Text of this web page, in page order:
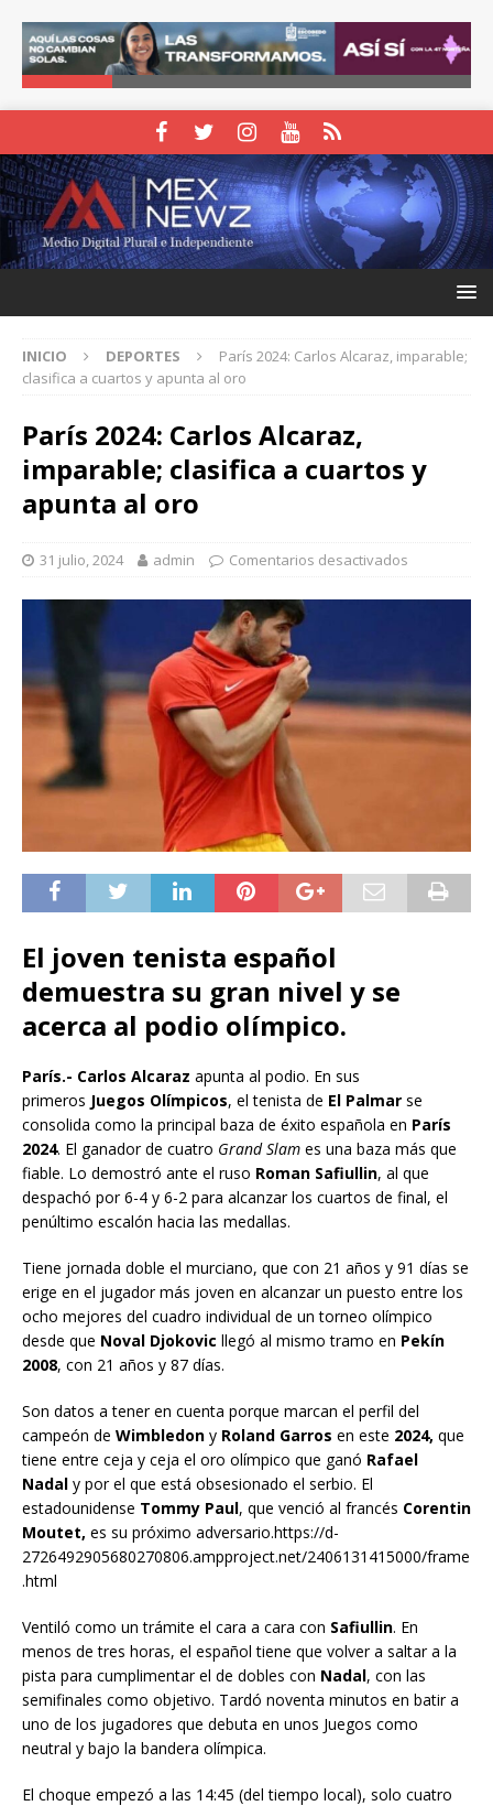
INICIO DEPORTES
París 2024: Carlos Alcaraz, imparable;
clasifica a cuartos y apunta al oro
París 2024: Carlos Alcaraz,
imparable; clasifica a cuartos y
apunta al oro
31 julio, 2024 admin Comentarios desactivados
El joven tenista español
demuestra su gran nivel y se
acerca al podio olímpico.
París.- Carlos Alcaraz apunta al podio. En sus
primeros Juegos Olímpicos, el tenista de El Palmar se
consolida como la principal baza de éxito española en París
2024. El ganador de cuatro Grand Slam es una baza más que
fiable. Lo demostró ante el ruso Roman Safiullin, al que
despachó por 6-4 y 6-2 para alcanzar los cuartos de final, el
penúltimo escalón hacia las medallas.
Tiene jornada doble el murciano, que con 21 años y 91 días se
erige en el jugador más joven en alcanzar un puesto entre los
ocho mejores del cuadro individual de un torneo olímpico
desde que Noval Djokovic llegó al mismo tramo en Pekín
2008, con 21 años y 87 días.
Son datos a tener en cuenta porque marcan el perfil del
campeón de Wimbledon y Roland Garros en este 2024, que
tiene entre ceja y ceja el oro olímpico que ganó Rafael
Nadal y por el que está obsesionado el serbio. El
estadounidense Tommy Paul, que venció al francés Corentin
Moutet, es su próximo adversario.https://d-
2726492905680270806.ampproject.net/2406131415000/frame
.html
Ventiló como un trámite el cara a cara con Safiullin. En
menos de tres horas, el español tiene que volver a saltar a la
pista para cumplimentar el de dobles con Nadal, con las
semifinales como objetivo. Tardó noventa minutos en batir a
uno de los jugadores que debuta en unos Juegos como
neutral y bajo la bandera olímpica.
El choque empezó a las 14:45 (del tiempo local), solo cuatro